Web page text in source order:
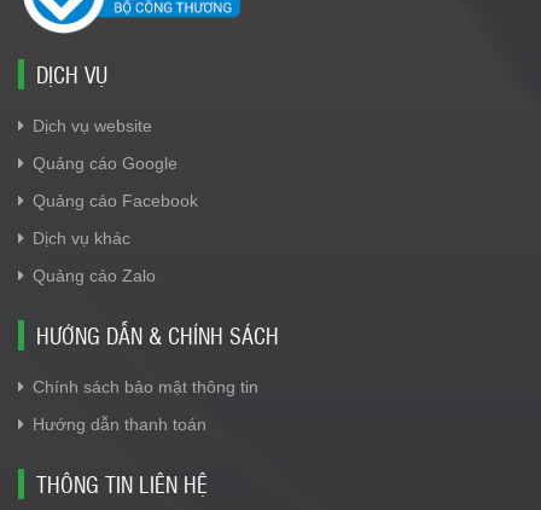
DỊCH VỤ
Dịch vụ website
Quảng cáo Google
Quảng cáo Facebook
Dịch vụ khác
Quảng cáo Zalo
HƯỚNG DẪN & CHÍNH SÁCH
Chính sách bảo mật thông tin
Hướng dẫn thanh toán
THÔNG TIN LIÊN HỆ